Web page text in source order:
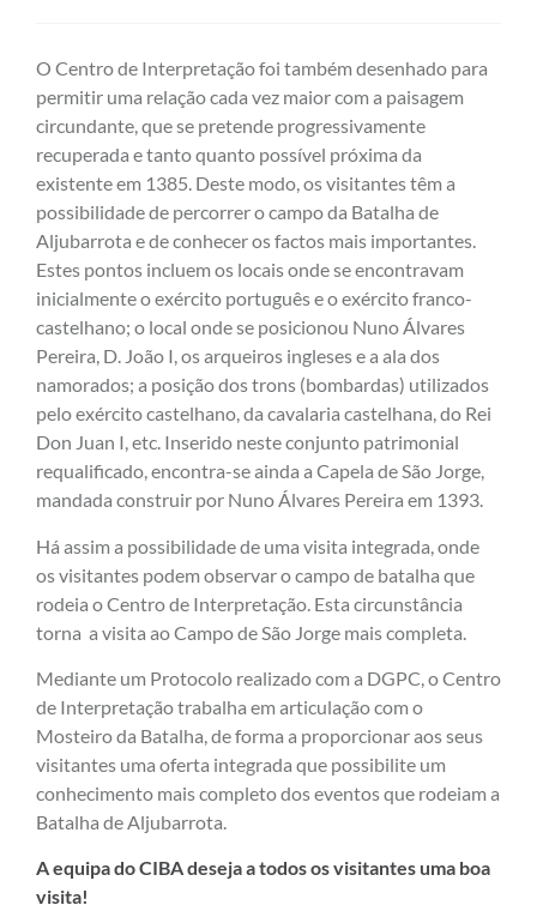
O Centro de Interpretação foi também desenhado para
permitir uma relação cada vez maior com a paisagem
circundante, que se pretende progressivamente
recuperada e tanto quanto possível próxima da
existente em 1385. Deste modo, os visitantes têm a
possibilidade de percorrer o campo da Batalha de
Aljubarrota e de conhecer os factos mais importantes.
Estes pontos incluem os locais onde se encontravam
inicialmente o exército português e o exército franco-
castelhano; o local onde se posicionou Nuno Álvares
Pereira, D. João I, os arqueiros ingleses e a ala dos
namorados; a posição dos trons (bombardas) utilizados
pelo exército castelhano, da cavalaria castelhana, do Rei
Don Juan I, etc. Inserido neste conjunto patrimonial
requalificado, encontra-se ainda a Capela de São Jorge,
mandada construir por Nuno Álvares Pereira em 1393.
Há assim a possibilidade de uma visita integrada, onde
os visitantes podem observar o campo de batalha que
rodeia o Centro de Interpretação. Esta circunstância
torna a visita ao Campo de São Jorge mais completa.
Mediante um Protocolo realizado com a DGPC, o Centro
de Interpretação trabalha em articulação com o
Mosteiro da Batalha, de forma a proporcionar aos seus
visitantes uma oferta integrada que possibilite um
conhecimento mais completo dos eventos que rodeiam a
Batalha de Aljubarrota.
A equipa do CIBA deseja a todos os visitantes uma boa
visita!